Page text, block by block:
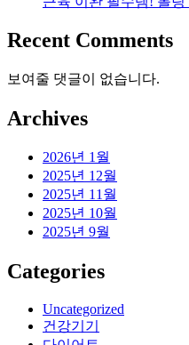
Recent Comments
보여줄 댓글이 없습니다.
Archives
2026년 1월
2025년 12월
2025년 11월
2025년 10월
2025년 9월
Categories
Uncategorized
건강기기